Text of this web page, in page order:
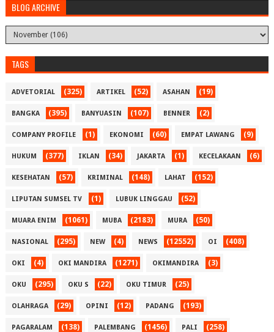
BLOG ARCHIVE
TAGS
ADVETORIAL (325) ARTIKEL (52) ASAHAN (19)
BANGKA (395) BANYUASIN (107) BENNER (2)
COMPANY PROFILE (1) EKONOMI (60) EMPAT LAWANG (9)
HUKUM (377) IKLAN (34) JAKARTA (1) KECELAKAAN (6)
KESEHATAN (57) KRIMINAL (148) LAHAT (152)
LIPUTAN SUMSEL TV (1) LUBUK LINGGAU (52)
MUARA ENIM (1061) MUBA (2183) MURA (50)
NASIONAL (295) NEW (4) NEWS (12552) OI (408)
OKI (4) OKI MANDIRA (1271) OKIMANDIRA (3)
OKU (295) OKU S (22) OKU TIMUR (25)
OLAHRAGA (29) OPINI (12) PADANG (193)
PAGARALAM (138) PALEMBANG (1456) PALI (258)